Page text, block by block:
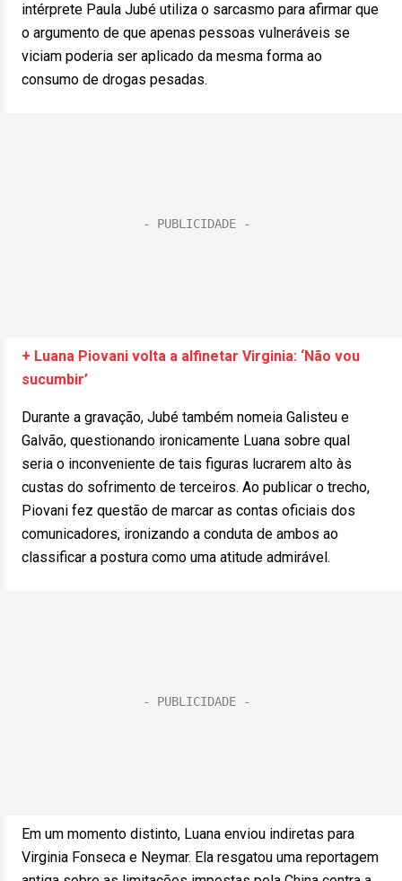
intérprete Paula Jubé utiliza o sarcasmo para afirmar que
o argumento de que apenas pessoas vulneráveis se
viciam poderia ser aplicado da mesma forma ao
consumo de drogas pesadas.
+ Luana Piovani volta a alfinetar Virginia: ‘Não vou
sucumbir’
Durante a gravação, Jubé também nomeia Galisteu e
Galvão, questionando ironicamente Luana sobre qual
seria o inconveniente de tais figuras lucrarem alto às
custas do sofrimento de terceiros. Ao publicar o trecho,
Piovani fez questão de marcar as contas oficiais dos
comunicadores, ironizando a conduta de ambos ao
classificar a postura como uma atitude admirável.
Em um momento distinto, Luana enviou indiretas para
Virginia Fonseca e Neymar. Ela resgatou uma reportagem